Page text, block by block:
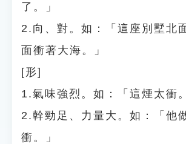
了。」
2.向、對。如：「這座別墅北
面衝著大海。」
[形]
1.氣味強烈。如：「這煙太衝
2.幹勁足、力量大。如：「他
衝。」